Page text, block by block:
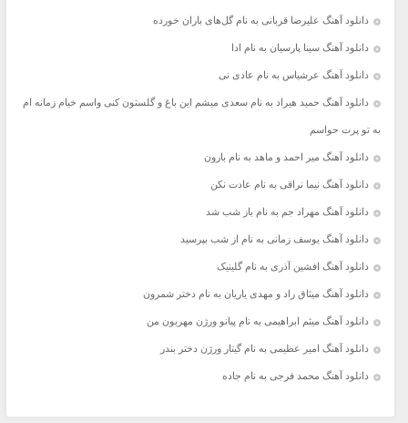
دانلود آهنگ علیرضا قربانی به نام گل‌های باران خورده
دانلود آهنگ سینا پارسیان به نام ادا
دانلود آهنگ عرشیاس به نام عادی نی
دانلود آهنگ حمید هیراد به نام سعدی میشم این باغ و گلستون کنی واسم خیام زمانه ام
به تو پرت حواسم
دانلود آهنگ میر احمد و ماهد به نام بارون
دانلود آهنگ نیما نراقی به نام عادت نکن
دانلود آهنگ مهراد جم به نام باز شب شد
دانلود آهنگ یوسف زمانی به نام از شب بپرسید
دانلود آهنگ افشین آذری به نام گلینیک
دانلود آهنگ میثاق راد و مهدی یاریان به نام دختر شمرون
دانلود آهنگ میثم ابراهیمی به نام پیانو ورژن مهربون من
دانلود آهنگ امیر عظیمی به نام گیتار ورژن دختر بندر
دانلود آهنگ محمد فرجی به نام جاده